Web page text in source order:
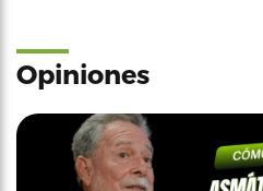
Opiniones